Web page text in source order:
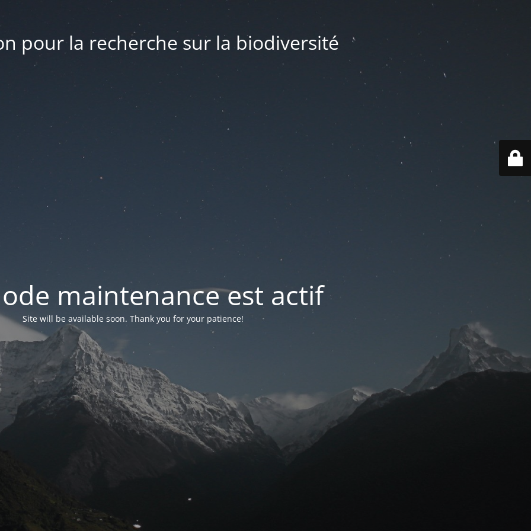
pour la recherche sur la biodiversité
maintenance est actif
Site will be available soon. Thank you for your patience!